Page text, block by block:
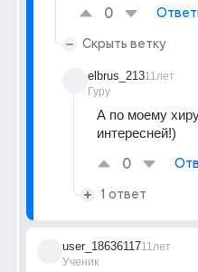
0
Скрыть ветку
elbrus_213
Гуру
11лет
А по моему
интересней!)
0
1 ответ
user_18636117
Ученик
11лет